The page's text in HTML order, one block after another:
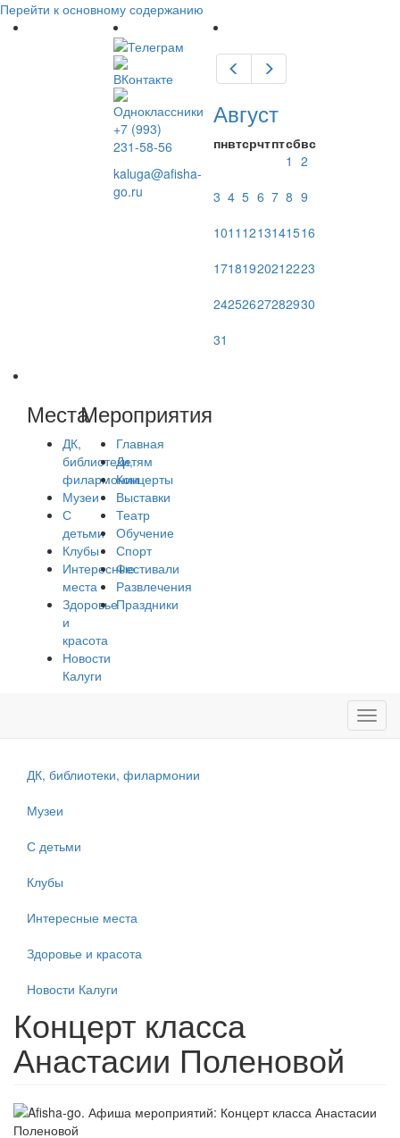
Перейти к основному содержанию
+7 (993)
231-58-56
kaluga@afisha-
go.ru
Предыдущий
Август
пнвтсрчтптсбвс
1 2
3 4 5 6 7 8 9
1011 1213141516
17181920212223
24252627282930
31
Места
ДК,
библиотеки,
филармонии
Музеи
С
детьми
Клубы
Интересные
места
Здоровье
и
красота
Новости
Калуги
Мероприятия
Главная
Детям
Концерты
Выставки
Театр
Обучение
Спорт
Фестивали
Развлечения
Праздники
ДК, библиотеки, филармонии
Музеи
С детьми
Клубы
Интересные места
Здоровье и красота
Новости Калуги
Концерт класса
Анастасии Поленовой